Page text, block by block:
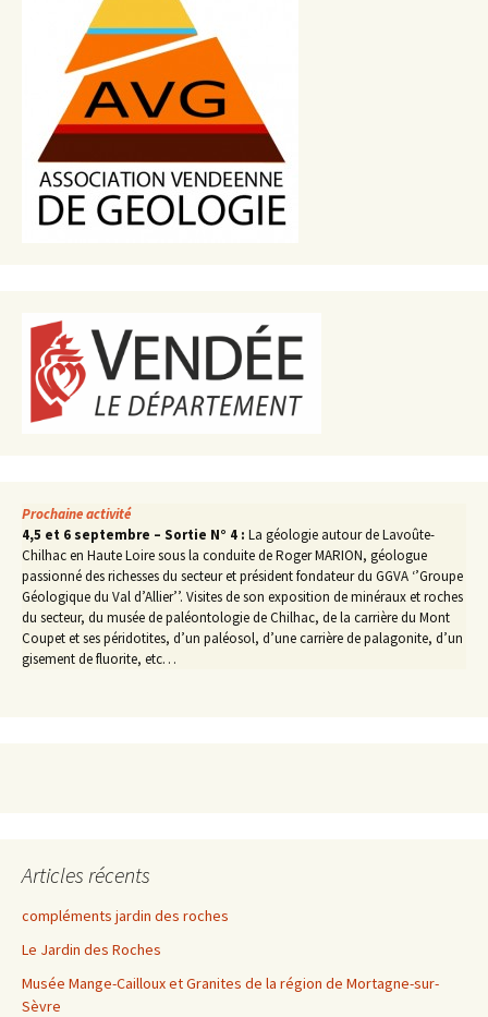
Prochaine activité
4,5 et 6 septembre – Sortie N° 4 : La géologie autour de Lavoûte-
Chilhac en Haute Loire sous la conduite de Roger MARION, géologue
passionné des richesses du secteur et président fondateur du GGVA ‘’Groupe
Géologique du Val d’Allier’’. Visites de son exposition de minéraux et roches
du secteur, du musée de paléontologie de Chilhac, de la carrière du Mont
Coupet et ses péridotites, d’un paléosol, d’une carrière de palagonite, d’un
gisement de fluorite, etc…
Articles récents
compléments jardin des roches
Le Jardin des Roches
Musée Mange-Cailloux et Granites de la région de Mortagne-sur-
Sèvre